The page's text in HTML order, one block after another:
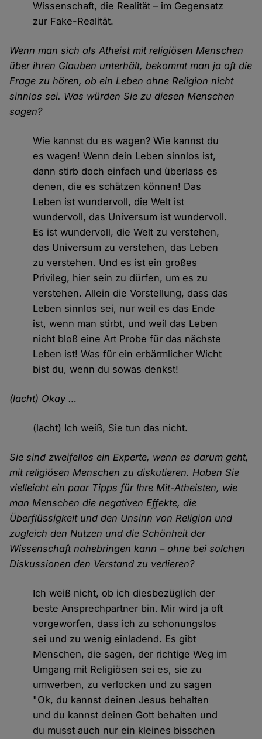
Wissenschaft, die Realität – im Gegensatz
zur Fake-Realität.
Wenn man sich als Atheist mit religiösen Menschen
über ihren Glauben unterhält, bekommt man ja oft die
Frage zu hören, ob ein Leben ohne Religion nicht
sinnlos sei. Was würden Sie zu diesen Menschen
sagen?
Wie kannst du es wagen? Wie kannst du
es wagen! Wenn dein Leben sinnlos ist,
dann stirb doch einfach und überlass es
denen, die es schätzen können! Das
Leben ist wundervoll, die Welt ist
wundervoll, das Universum ist wundervoll.
Es ist wundervoll, die Welt zu verstehen,
das Universum zu verstehen, das Leben
zu verstehen. Und es ist ein großes
Privileg, hier sein zu dürfen, um es zu
verstehen. Allein die Vorstellung, dass das
Leben sinnlos sei, nur weil es das Ende
ist, wenn man stirbt, und weil das Leben
nicht bloß eine Art Probe für das nächste
Leben ist! Was für ein erbärmlicher Wicht
bist du, wenn du sowas denkst!
(lacht) Okay …
(lacht) Ich weiß, Sie tun das nicht.
Sie sind zweifellos ein Experte, wenn es darum geht,
mit religiösen Menschen zu diskutieren. Haben Sie
vielleicht ein paar Tipps für Ihre Mit-Atheisten, wie
man Menschen die negativen Effekte, die
Überflüssigkeit und den Unsinn von Religion und
zugleich den Nutzen und die Schönheit der
Wissenschaft nahebringen kann – ohne bei solchen
Diskussionen den Verstand zu verlieren?
Ich weiß nicht, ob ich diesbezüglich der
beste Ansprechpartner bin. Mir wird ja oft
vorgeworfen, dass ich zu schonungslos
sei und zu wenig einladend. Es gibt
Menschen, die sagen, der richtige Weg im
Umgang mit Religiösen sei es, sie zu
umwerben, zu verlocken und zu sagen
"Ok, du kannst deinen Jesus behalten
und du kannst deinen Gott behalten und
du musst auch nur ein kleines bisschen